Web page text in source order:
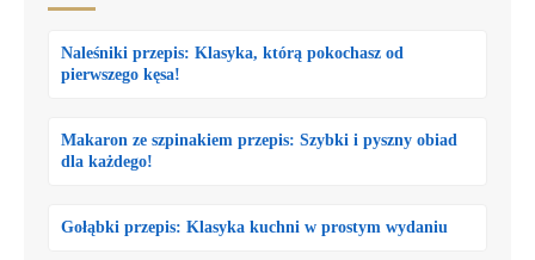
Naleśniki przepis: Klasyka, którą pokochasz od
pierwszego kęsa!
Makaron ze szpinakiem przepis: Szybki i pyszny obiad
dla każdego!
Gołąbki przepis: Klasyka kuchni w prostym wydaniu